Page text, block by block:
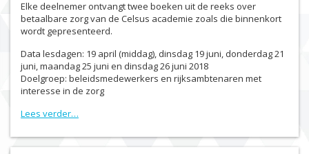
Elke deelnemer ontvangt twee boeken uit de reeks over
betaalbare zorg van de Celsus academie zoals die binnenkort
wordt gepresenteerd.
Data lesdagen: 19 april (middag), dinsdag 19 juni, donderdag 21
juni, maandag 25 juni en dinsdag 26 juni 2018
Doelgroep: beleidsmedewerkers en rijksambtenaren met
interesse in de zorg
Lees verder…